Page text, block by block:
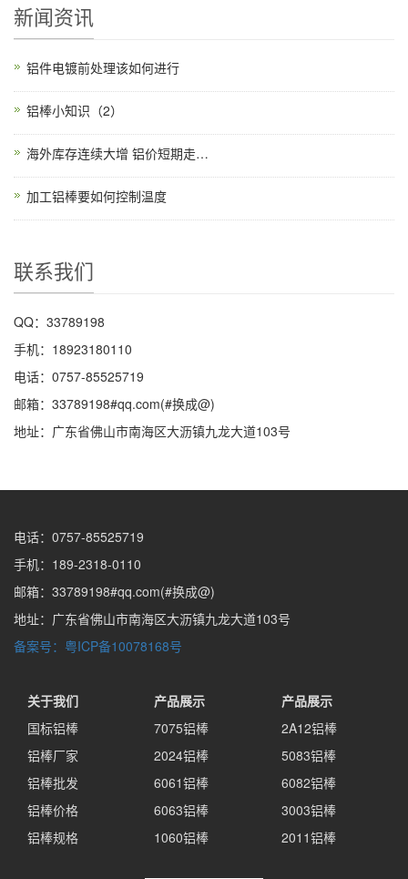
新闻资讯
铝件电镀前处理该如何进行
铝棒小知识（2）
海外库存连续大增 铝价短期走势低迷
加工铝棒要如何控制温度
联系我们
QQ：33789198
手机：18923180110
电话：0757-85525719
邮箱：33789198#qq.com(#换成@)
地址：广东省佛山市南海区大沥镇九龙大道103号
电话：0757-85525719
手机：189-2318-0110
邮箱：33789198#qq.com(#换成@)
地址：广东省佛山市南海区大沥镇九龙大道103号
备案号：粤ICP备10078168号
关于我们
国标铝棒
铝棒厂家
铝棒批发
铝棒价格
铝棒规格
产品展示
7075铝棒
2024铝棒
6061铝棒
6063铝棒
1060铝棒
产品展示
2A12铝棒
5083铝棒
6082铝棒
3003铝棒
2011铝棒